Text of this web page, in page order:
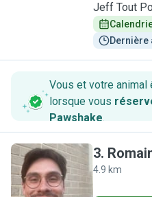
Jeff Tout
Dernière
Vous et votre animal
lorsque vous
Pawshake.
R
3.
4.9 km